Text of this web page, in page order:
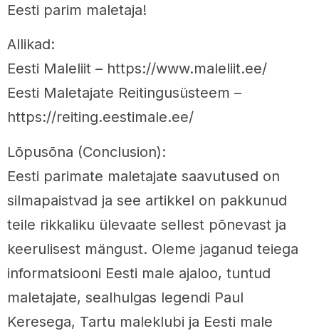
Eesti parim maletaja!
Allikad:
Eesti Maleliit – https://www.maleliit.ee/
Eesti Maletajate Reitingusüsteem –
https://reiting.eestimale.ee/
Lõpusõna (Conclusion):
Eesti parimate maletajate saavutused on
silmapaistvad ja see artikkel on pakkunud
teile rikkaliku ülevaate sellest põnevast ja
keerulisest mängust. Oleme jaganud teiega
informatsiooni Eesti male ajaloo, tuntud
maletajate, sealhulgas legendi Paul
Keresega, Tartu maleklubi ja Eesti male